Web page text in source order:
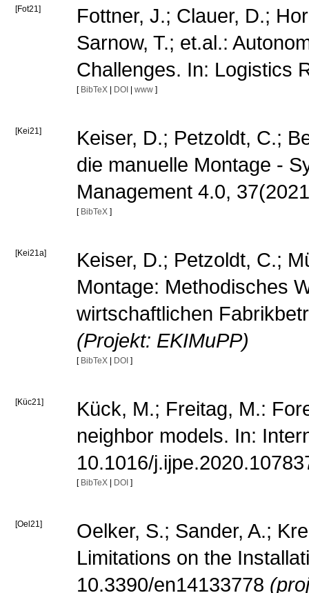
[Fot21]
Fottner, J.; Clauer, D.;
Sarnow, T.; et.al.:
Challenges. In: Logistics
[ BibTeX| DOI www ]
[Kei21]
Keiser, D.; Petzoldt, C.;
die manuelle Montage -
Management 4.0,
[ BibTeX ]
[Kei21a]
Keiser, D.; Petzoldt, C.;
Montage: Methodisches
wirtschaftlichen
(Projekt: EKIMuPP)
[ BibTeX| DOI ]
[Küc21]
Kück, M.; Freitag, M.:
neighbor models. In:
10.1016/
[ BibTeX| DOI ]
[Oel21]
Oelker, S.; Sander, A.;
Limitations on the
10.3390/en14133778